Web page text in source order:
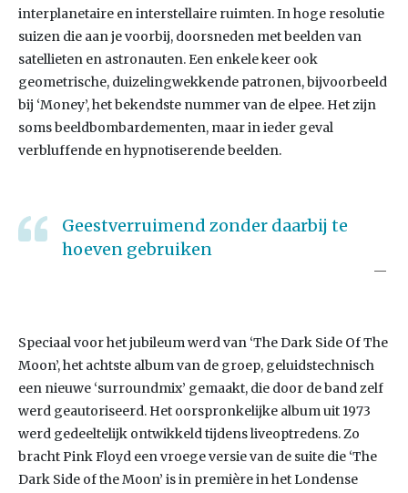
interplanetaire en interstellaire ruimten. In hoge resolutie
suizen die aan je voorbij, doorsneden met beelden van
satellieten en astronauten. Een enkele keer ook
geometrische, duizelingwekkende patronen, bijvoorbeeld
bij ‘Money’, het bekendste nummer van de elpee. Het zijn
soms beeldbombardementen, maar in ieder geval
verbluffende en hypnotiserende beelden.
Geestverruimend zonder daarbij te
hoeven gebruiken
Speciaal voor het jubileum werd van ‘The Dark Side Of The
Moon’, het achtste album van de groep, geluidstechnisch
een nieuwe ‘surroundmix’ gemaakt, die door de band zelf
werd geautoriseerd. Het oorspronkelijke album uit 1973
werd gedeeltelijk ontwikkeld tijdens liveoptredens. Zo
bracht Pink Floyd een vroege versie van de suite die ‘The
Dark Side of the Moon’ is in première in het Londense